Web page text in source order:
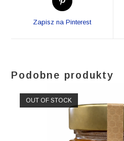
in
Zapisz na Pinterest
Podobne produkty
OUT OF STOCK